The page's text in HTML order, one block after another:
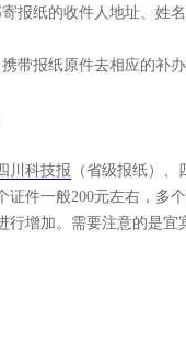
报纸的收件人地址、姓
带报纸原件去相应的补办
川科技报 （省级报纸）、
证件一般200元左右，多
行增加。需要注意的是